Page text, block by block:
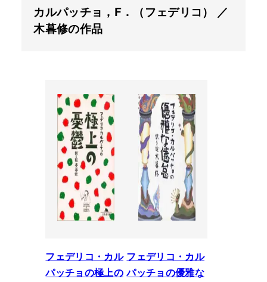
カルパッチョ，F．（フェデリコ） ／
木暮修の作品
フェデリコ・カル
パッチョの極上の
フェデリコ・カル
パッチョの優雅な